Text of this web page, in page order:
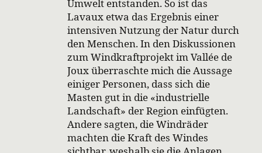
Umwelt entstanden. So ist das
Lavaux etwa das Ergebnis einer
intensiven Nutzung der Natur durch
den Menschen. In den Diskussionen
zum Windkraftprojekt im Vallée de
Joux überraschte mich die Aussage
einiger Personen, dass sich die
Masten gut in die «industrielle
Landschaft» der Region einfügten.
Andere sagten, die Windräder
machten die Kraft des Windes